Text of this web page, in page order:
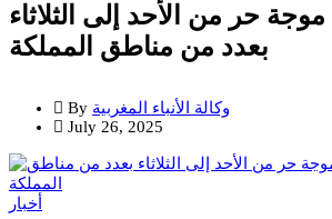
حر من الأحد إلى الثلاثاء
بعدد من مناطق المملكة
By وكالة الأنباء المغربية
July 26, 2025
أخبار